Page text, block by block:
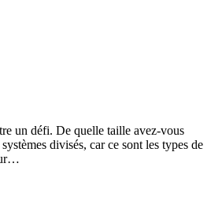
un défi. De quelle taille avez-vous
divisés, car ce sont les types de